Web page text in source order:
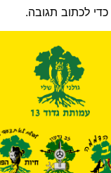
כדי לכתוב תגובה.